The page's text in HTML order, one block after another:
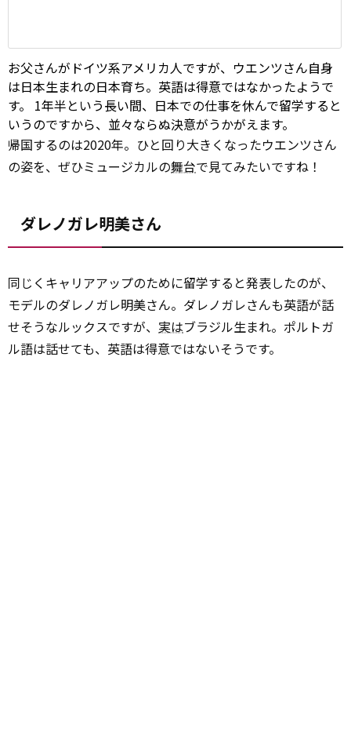
お父さんがドイツ系アメリカ人ですが、ウエンツさん自身
は日本生まれの日本育ち。英語は得意ではなかったようで
す。 1年半という長い間、日本での仕事を休んで留学すると
いうのですから、並々ならぬ決意がうかがえます。
帰国するのは2020年。ひと回り大きくなったウエンツさん
の姿を、ぜひミュージカルの舞台で見てみたいですね！
ダレノガレ明美さん
同じくキャリアアップのために留学すると発表したのが、
モデルのダレノガレ明美さん。ダレノガレさんも英語が話
せそうなルックスですが、 実はブラジル生まれ。ポルトガ
ル語は話せても、英語は得意ではないそうです。